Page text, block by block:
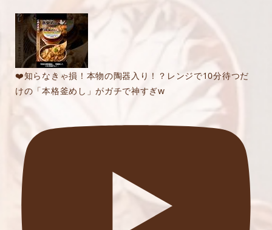
❤️知らなきゃ損！本物の陶器入り！？レンジで10分待つだ
けの「本格釜めし」がガチで神すぎw